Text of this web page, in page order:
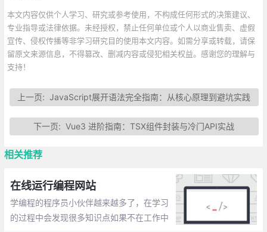
本文内容仅供个人学习、研究或参考使用，不构成任何形式的决策建议、
专业指导或法律依据。未经授权，禁止任何单位或个人以商业售卖、虚假
宣传、侵权传播等非学习研究目的使用本文内容。如需分享或转载，请保
留原文来源信息，不得篡改、删减内容或侵犯相关权益。感谢您的理解与
支持！
上一页:JavaScript展开语法完全指南：从核心原理到避坑实践
下一页:Vue3 进阶指南：TSX组件封装与冷门API实战
相关推荐
在线运行编程网站
学编程的程序员小伙伴越来越多了，在学习
的过程中会发现很多知识点如果不在工作中